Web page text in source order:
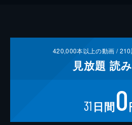
420,000本以上の動画 /210
見放題 読
31 日間0